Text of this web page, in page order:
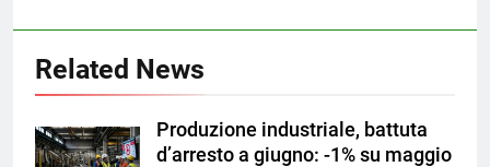
Related News
Produzione industriale, battuta
d’arresto a giugno: -1% su maggio